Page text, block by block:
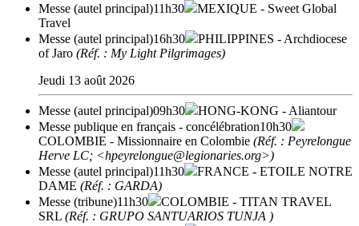
Messe (autel principal)11h30 MEXIQUE - Sweet Global
Travel
Messe (autel principal)16h30 PHILIPPINES - Archdiocese
of Jaro (Réf. : My Light Pilgrimages)
Jeudi 13 août 2026
Messe (autel principal)09h30 HONG-KONG - Aliantour
Messe publique en français - concélébration10h30
COLOMBIE - Missionnaire en Colombie (Réf. : Peyrelongue
Herve LC; <hpeyrelongue@legionaries.org>)
Messe (autel principal)11h30 FRANCE - ETOILE NOTRE
DAME (Réf. : GARDA)
Messe (tribune)11h30 COLOMBIE - TITAN TRAVEL
SRL (Réf. : GRUPO SANTUARIOS TUNJA )